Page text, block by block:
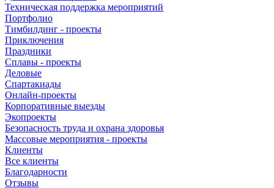
Техническая поддержка мероприятий
Портфолио
Тимбилдинг - проекты
Приключения
Праздники
Сплавы - проекты
Деловые
Спартакиады
Онлайн-проекты
Корпоративные выезды
Экопроекты
Безопасность труда и охрана здоровья
Массовые мероприятия - проекты
Клиенты
Все клиенты
Благодарности
Отзывы